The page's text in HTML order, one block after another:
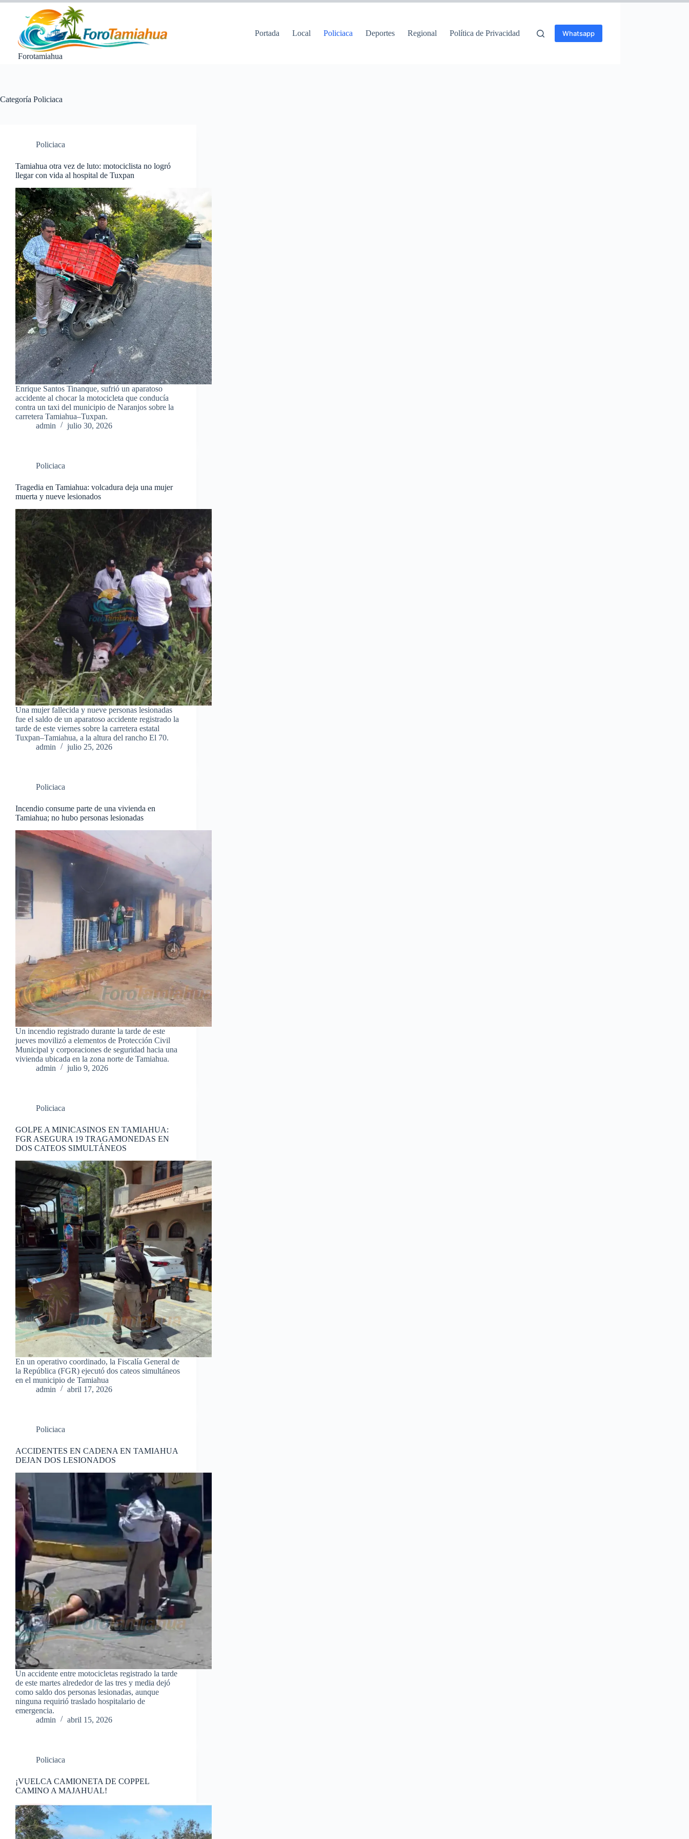
Saltar
contenido
Forotamiahua
Portada Local Policiaca Deportes Regional Política de Privacidad Whatsapp
Categoría Policiaca
Policiaca
Tamiahua otra vez de luto: motociclista no logró
llegar con vida al hospital de Tuxpan
Enrique Santos Tinanque, sufrió un aparatoso
accidente al chocar la motocicleta que conducía
contra un taxi del municipio de Naranjos sobre la
carretera Tamiahua–Tuxpan.
admin
julio 30, 2026
Policiaca
Tragedia en Tamiahua: volcadura deja una mujer
muerta y nueve lesionados
Una mujer fallecida y nueve personas lesionadas
fue el saldo de un aparatoso accidente registrado la
tarde de este viernes sobre la carretera estatal
Tuxpan–Tamiahua, a la altura del rancho El 70.
admin
julio 25, 2026
Policiaca
Incendio consume parte de una vivienda en
Tamiahua; no hubo personas lesionadas
Un incendio registrado durante la tarde de este
jueves movilizó a elementos de Protección Civil
Municipal y corporaciones de seguridad hacia una
vivienda ubicada en la zona norte de Tamiahua.
admin
julio 9, 2026
Policiaca
GOLPE A MINICASINOS EN TAMIAHUA:
FGR ASEGURA 19 TRAGAMONEDAS EN
DOS CATEOS SIMULTÁNEOS
En un operativo coordinado, la Fiscalía General de
la República (FGR) ejecutó dos cateos simultáneos
en el municipio de Tamiahua
admin
abril 17, 2026
Policiaca
ACCIDENTES EN CADENA EN TAMIAHUA
DEJAN DOS LESIONADOS
Un accidente entre motocicletas registrado la tarde
de este martes alrededor de las tres y media dejó
como saldo dos personas lesionadas, aunque
ninguna requirió traslado hospitalario de
emergencia.
admin
abril 15, 2026
Policiaca
¡VUELCA CAMIONETA DE COPPEL
CAMINO A MAJAHUAL!